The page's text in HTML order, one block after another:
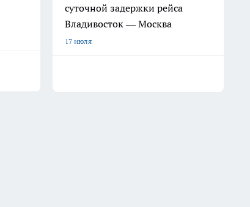
суточной задержки рейса
Владивосток — Москва
17 июля